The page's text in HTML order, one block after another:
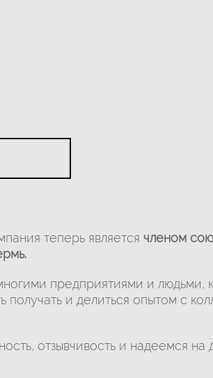
теперь является членом
предприятиями и людьми,
и делиться опытом с
отзывчивость и надеемся на